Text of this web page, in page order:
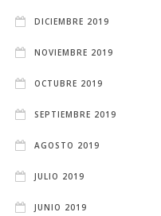
DICIEMBRE 2019
NOVIEMBRE 2019
OCTUBRE 2019
SEPTIEMBRE 2019
AGOSTO 2019
JULIO 2019
JUNIO 2019